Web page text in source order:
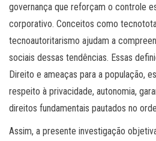
governança que reforçam o controle
corporativo. Conceitos como
tecnoautoritarismo ajudam a
sociais dessas tendências. Essas
Direito e ameaças para a população,
respeito à privacidade, autonomia,
direitos fundamentais pautados no
Assim, a presente investigação